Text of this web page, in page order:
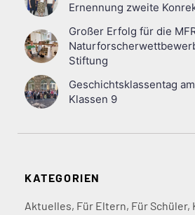
Ernennung zweite
Großer Erfolg für die
Stiftung
Geschichtsklassentag
Klassen 9
KATEGORIEN
Aktuelles, Für Eltern, Für Schüler,